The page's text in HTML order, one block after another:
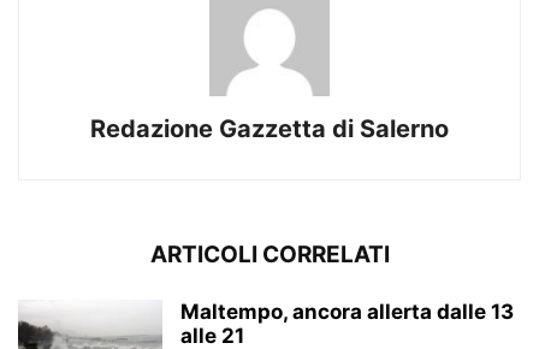
Redazione Gazzetta di Salerno
ARTICOLI CORRELATI
Maltempo, ancora allerta dalle 13
alle 21